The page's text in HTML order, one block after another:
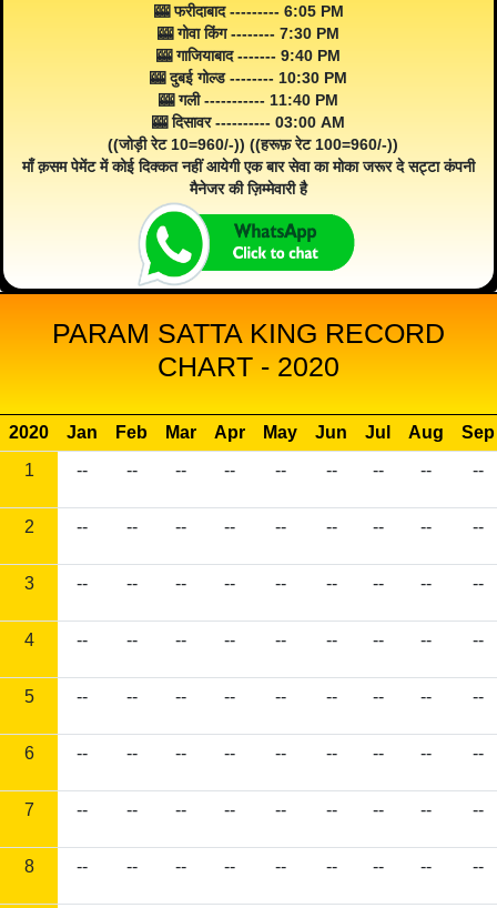
🎰 फरीदाबाद --------- 6:05 PM
🎰 गोवा किंग -------- 7:30 PM
🎰 गाजियाबाद ------- 9:40 PM
🎰 दुबई गोल्ड -------- 10:30 PM
🎰 गली ----------- 11:40 PM
🎰 दिसावर ---------- 03:00 AM
((जोड़ी रेट 10=960/-)) ((हरूफ़ रेट 100=960/-))
माँ क़सम पेमेंट में कोई दिक्कत नहीं आयेगी एक बार सेवा का मोका जरूर दे सट्टा कंपनी
मैनेजर की ज़िम्मेवारी है
PARAM SATTA KING RECORD
CHART - 2020
2020 Jan Feb Mar Apr May Jun Jul Aug
Sep
1
-- -- -- -- -- -- -- -- --
2 -- -- -- -- -- -- -- -- --
3 -- -- -- -- -- -- -- -- --
4 -- -- -- -- -- -- -- -- --
5 -- -- -- -- -- -- -- -- --
6 -- -- -- -- -- -- -- -- --
7 -- -- -- -- -- -- -- -- --
8 -- -- -- -- -- -- -- -- --